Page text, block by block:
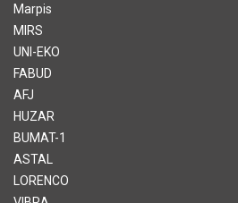
Marpis
MIRS
UNI-EKO
FABUD
AFJ
HUZAR
BUMAT-1
ASTAL
LORENCO